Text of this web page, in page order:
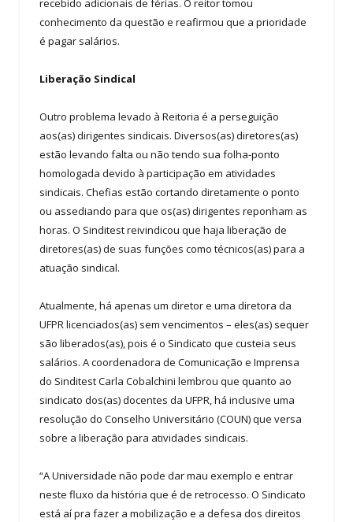
recebido adicionais de férias. O reitor tomou
conhecimento da questão e reafirmou que a prioridade
é pagar salários.
Liberação Sindical
Outro problema levado à Reitoria é a perseguição
aos(as) dirigentes sindicais. Diversos(as) diretores(as)
estão levando falta ou não tendo sua folha-ponto
homologada devido à participação em atividades
sindicais. Chefias estão cortando diretamente o ponto
ou assediando para que os(as) dirigentes reponham as
horas. O Sinditest reivindicou que haja liberação de
diretores(as) de suas funções como técnicos(as) para a
atuação sindical.
Atualmente, há apenas um diretor e uma diretora da
UFPR licenciados(as) sem vencimentos – eles(as) sequer
são liberados(as), pois é o Sindicato que custeia seus
salários. A coordenadora de Comunicação e Imprensa
do Sinditest Carla Cobalchini lembrou que quanto ao
sindicato dos(as) docentes da UFPR, há inclusive uma
resolução do Conselho Universitário (COUN) que versa
sobre a liberação para atividades sindicais.
“A Universidade não pode dar mau exemplo e entrar
neste fluxo da história que é de retrocesso. O Sindicato
está aí pra fazer a mobilização e a defesa dos direitos